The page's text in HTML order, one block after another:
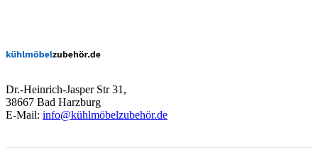
Dr.-Heinrich-Jasper Str 31,
38667 Bad Harzburg
E-Mail: info@kühlmöbelzubehör.de